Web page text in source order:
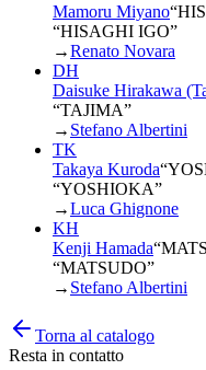
Mamoru Miyano“
“HISAGHI IGO”
→Renato Novara
DH
Daisuke Hirakawa
“TAJIMA”
→ Stefano Albertini
TK
Takaya Kuroda“
“YOSHIOKA”
→Luca Ghignone
KH
Kenji Hamada“
“MATSUDO”
→ Stefano Albertini
Torna al catalogo
Resta in contatto